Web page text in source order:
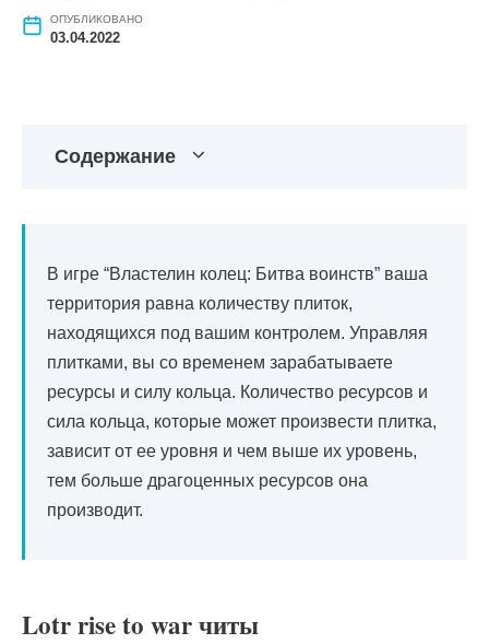
ОПУБЛИКОВАНО
03.04.2022
Содержание
В игре “Властелин колец: Битва воинств” ваша
территория равна количеству плиток,
находящихся под вашим контролем. Управляя
плитками, вы со временем зарабатываете
ресурсы и силу кольца. Количество ресурсов и
сила кольца, которые может произвести плитка,
зависит от ее уровня и чем выше их уровень,
тем больше драгоценных ресурсов она
производит.
Lotr rise to war читы